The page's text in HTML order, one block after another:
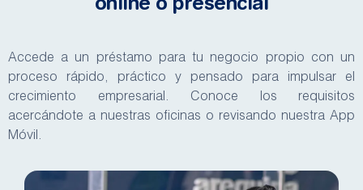
online o presencial
Accede a un préstamo para tu negocio propio con un
proceso rápido, práctico y pensado para impulsar el
crecimiento empresarial. Conoce los requisitos
acercándote a nuestras oficinas o revisando nuestra App
Móvil.